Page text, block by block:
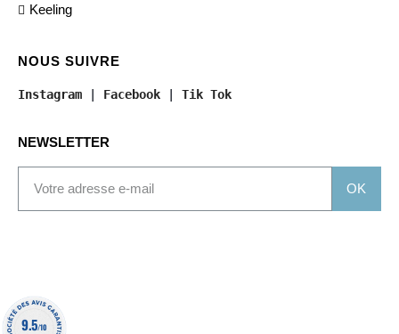
Keeling
NOUS SUIVRE
Instagram Facebook Tik Tok
NEWSLETTER
OK
9.5/10